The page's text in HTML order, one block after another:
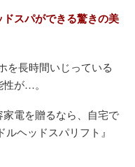
スパができる驚きの美
を長時間いじっている
が…。
電を贈るなら、自宅で
ヘッドスパリフト』